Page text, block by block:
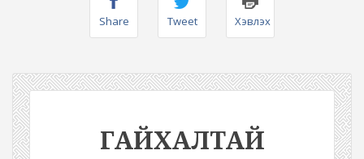
Share Tweet Хэвлэх
ГАЙХАЛТАЙ